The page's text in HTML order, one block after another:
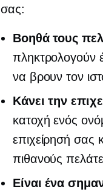
σας:
Βοηθά τους
πληκτρολογούν
να βρουν τον
Κάνει την
κατοχή ενός
επιχείρησή σας
πιθανούς
Είναι ένα